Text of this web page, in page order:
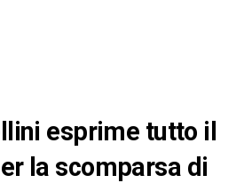
esprime tutto il
la scomparsa di